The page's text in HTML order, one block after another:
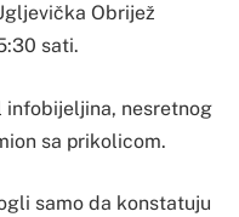
Obrijež
sati.
infobijeljina, nesretnog
sa prikolicom.
samo da konstatuju